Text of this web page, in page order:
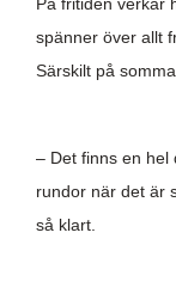
På fritiden verkar
spänner över allt
Särskilt på
– Det finns en hel
rundor när det är
så klart.